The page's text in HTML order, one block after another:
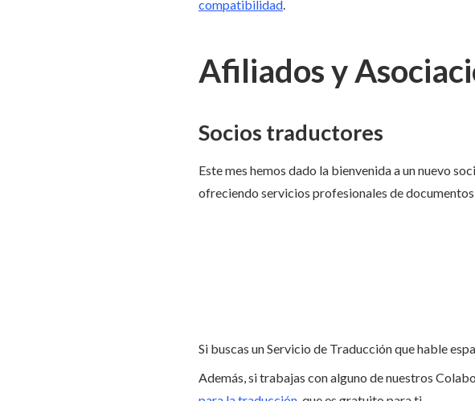
compatibilidad.
Afiliados y
Socios traductores
Este mes hemos dado la bienvenida a un nuevo
ofreciendo servicios profesionales de
Si buscas un Servicio de Traducción que hable
Además, si trabajas con alguno de nuestros